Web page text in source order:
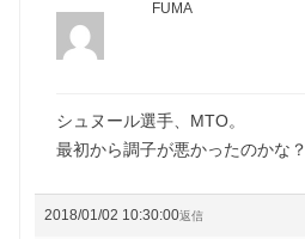
FUMA
シュヌール選手、MTO。
最初から調子が悪かったのかな？
2018/01/02 10:30:00返信